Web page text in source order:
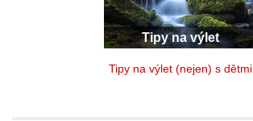
Tipy na výlet
Tipy na výlet (nejen) s dětmi